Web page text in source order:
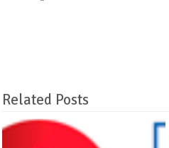
Related Posts